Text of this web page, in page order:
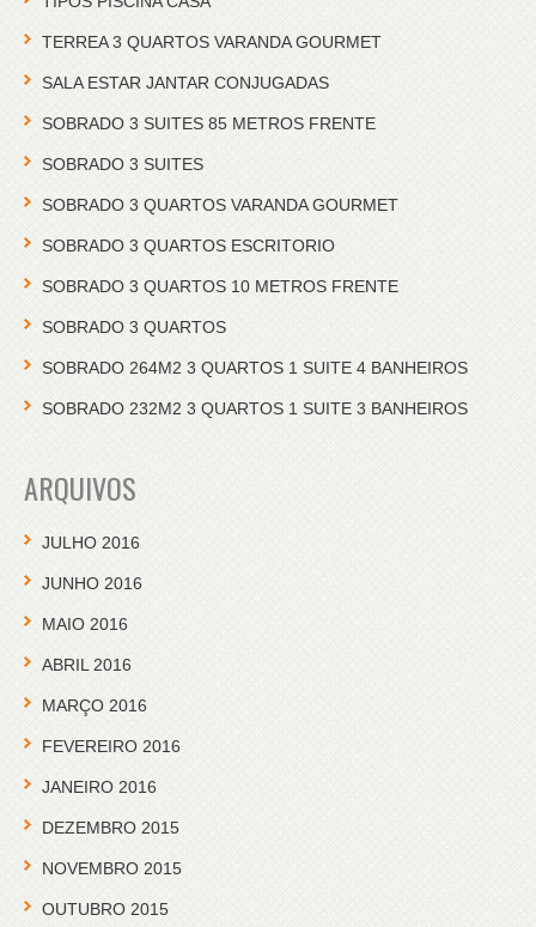
TERREA 3 QUARTOS VARANDA GOURMET
SALA ESTAR JANTAR CONJUGADAS
SOBRADO 3 SUITES 85 METROS FRENTE
SOBRADO 3 SUITES
SOBRADO 3 QUARTOS VARANDA GOURMET
SOBRADO 3 QUARTOS ESCRITORIO
SOBRADO 3 QUARTOS 10 METROS FRENTE
SOBRADO 3 QUARTOS
SOBRADO 264M2 3 QUARTOS 1 SUITE 4 BANHEIROS
SOBRADO 232M2 3 QUARTOS 1 SUITE 3 BANHEIROS
ARQUIVOS
JULHO 2016
JUNHO 2016
MAIO 2016
ABRIL 2016
MARÇO 2016
FEVEREIRO 2016
JANEIRO 2016
DEZEMBRO 2015
NOVEMBRO 2015
OUTUBRO 2015